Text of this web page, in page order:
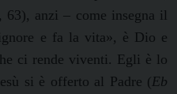
63), anzi – come insegna il
e fa la vita», è Dio e
ci rende viventi. Egli è lo
si è offerto al Padre ( Eb